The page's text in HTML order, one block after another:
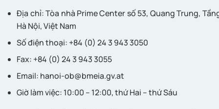
Địa chỉ: Tòa nhà Prime Center số 53, Quang Trung,
Hà Nội, Việt Nam
Số điện thoại: +84 (0) 24 3 943 3050
Fax: +84 (0) 24 3 943 3055
Email: hanoi-ob@bmeia.gv.at
Giờ làm việc: 10:00 – 12:00, thứ Hai – thứ Sáu